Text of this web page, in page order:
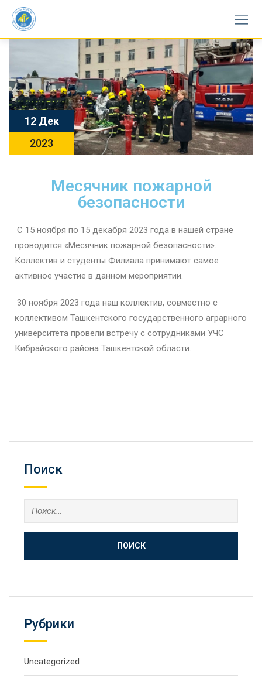
12 Дек
2023
Месячник пожарной
безопасности
С 15 ноября по 15 декабря 2023 года в нашей стране
проводится «Месячник пожарной безопасности».
Коллектив и студенты Филиала принимают самое
активное участие в данном мероприятии.
30 ноября 2023 года наш коллектив, совместно с
коллективом Ташкентского государственного аграрного
университета провели встречу с сотрудниками УЧС
Кибрайского района Ташкентской области.
Поиск
Рубрики
Uncategorized